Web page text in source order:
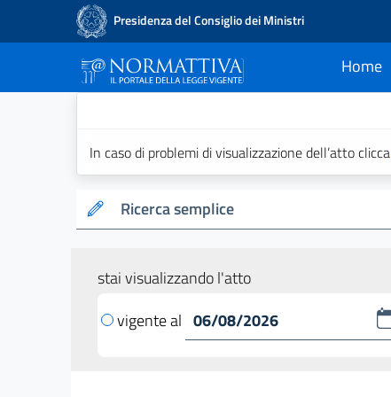
Presidenza del Consiglio dei Ministri
Home
current
In caso di problemi di visualizzazione dell’atto clicca
Ricerca semplice
stai visualizzando l'atto
vigente al